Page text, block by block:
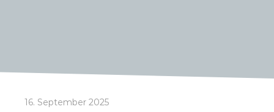
16. September 2025